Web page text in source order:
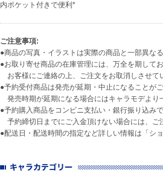
内ポケット付きで便利*
ご注意事項:
●商品の写真・イラストは実際の商品と一部異な
●お取り寄せ商品の在庫管理には、万全を期して
お客様にご連絡の上、ご注文をお取消しさせて
●予約受付商品は発売が延期・中止になることがご
発売時期が延期になる場合にはキャラモデより
●予約購入商品をコンビニ支払い・銀行振り込み
予約締切日までにご入金頂けない場合には、ご
●配送日・配送時間の指定など詳しい情報は「シ